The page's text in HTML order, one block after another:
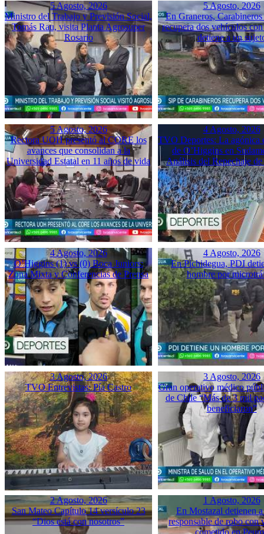
5 Agosto, 2026
Ministro del Trabajo y Previsión Social,
Tomás Rau, visita Planta Agrosuper
Rosario
5 Agosto, 2026
En Graneros,
recupera dos vehículos
detiene a un
5 Agosto, 2026
Rectora UOH presentó al CORE los
avances que consolidan a la
Universidad Estatal en 11 años de vida
4 Agosto, 2026
TVO Deportes: La agónica
de O’Higgins en
Análisis del Repechaje de
4 Agosto, 2026
O’Higgins (1) vs (0) Boca Juniors:
Zona Mixta y Conferencias de Prensa
4 Agosto, 2026
En Pichidegua, PDI
hombre por
3 Agosto, 2026
TVO Entrevistas: Pía Castro
3 Agosto, 2026
Gran operativo médico
de Chile “Más de 3 mil
beneficiaron”
2 Agosto, 2026
San Mateo Capítulo 14 versículo 23
“Dios está con nosotros”
1 Agosto, 2026
En Mostazal detienen
responsable de robo con
cometido en